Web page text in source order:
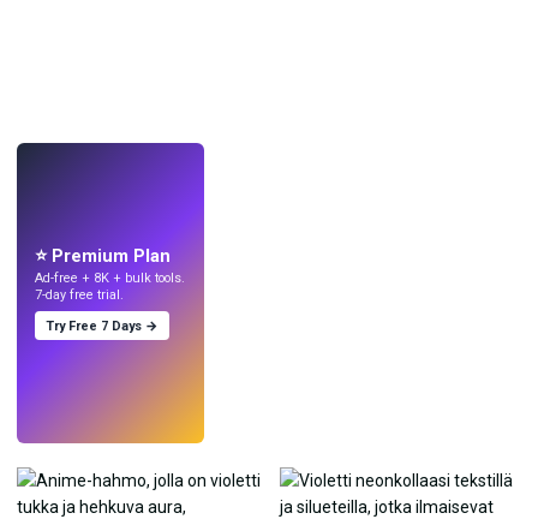
⭐ Premium Plan
Ad-free + 8K + bulk tools.
7-day free trial.
Try Free 7 Days →